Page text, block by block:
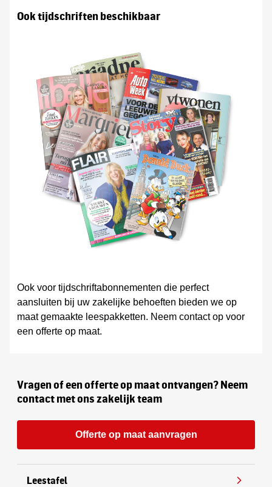
Ook tijdschriften beschikbaar
Ook voor tijdschriftabonnementen die perfect
aansluiten bij uw zakelijke behoeften bieden we op
maat gemaakte leespakketten. Neem contact op voor
een offerte op maat.
Vragen of een offerte op maat ontvangen? Neem
contact met ons zakelijk team
Offerte op maat aanvragen
Leestafel